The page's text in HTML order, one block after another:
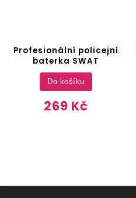
Profesionální policejní
baterka SWAT
269 Kč
Do košíku